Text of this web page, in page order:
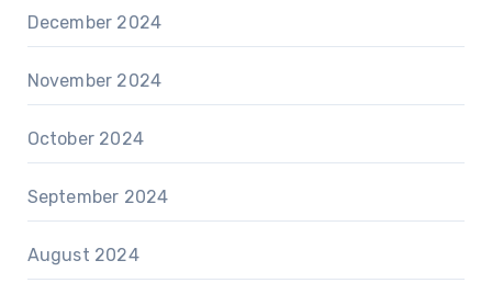
December 2024
November 2024
October 2024
September 2024
August 2024